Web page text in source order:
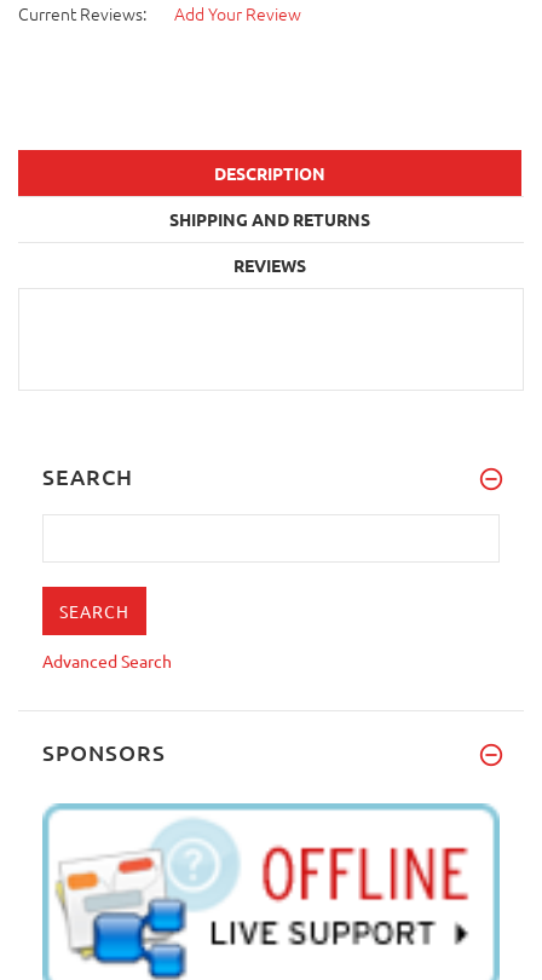
Current Reviews: Add Your Review
DESCRIPTION
SHIPPING AND RETURNS
REVIEWS
SEARCH
Advanced Search
SPONSORS